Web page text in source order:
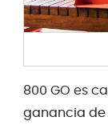
800 GO es
ganancia de